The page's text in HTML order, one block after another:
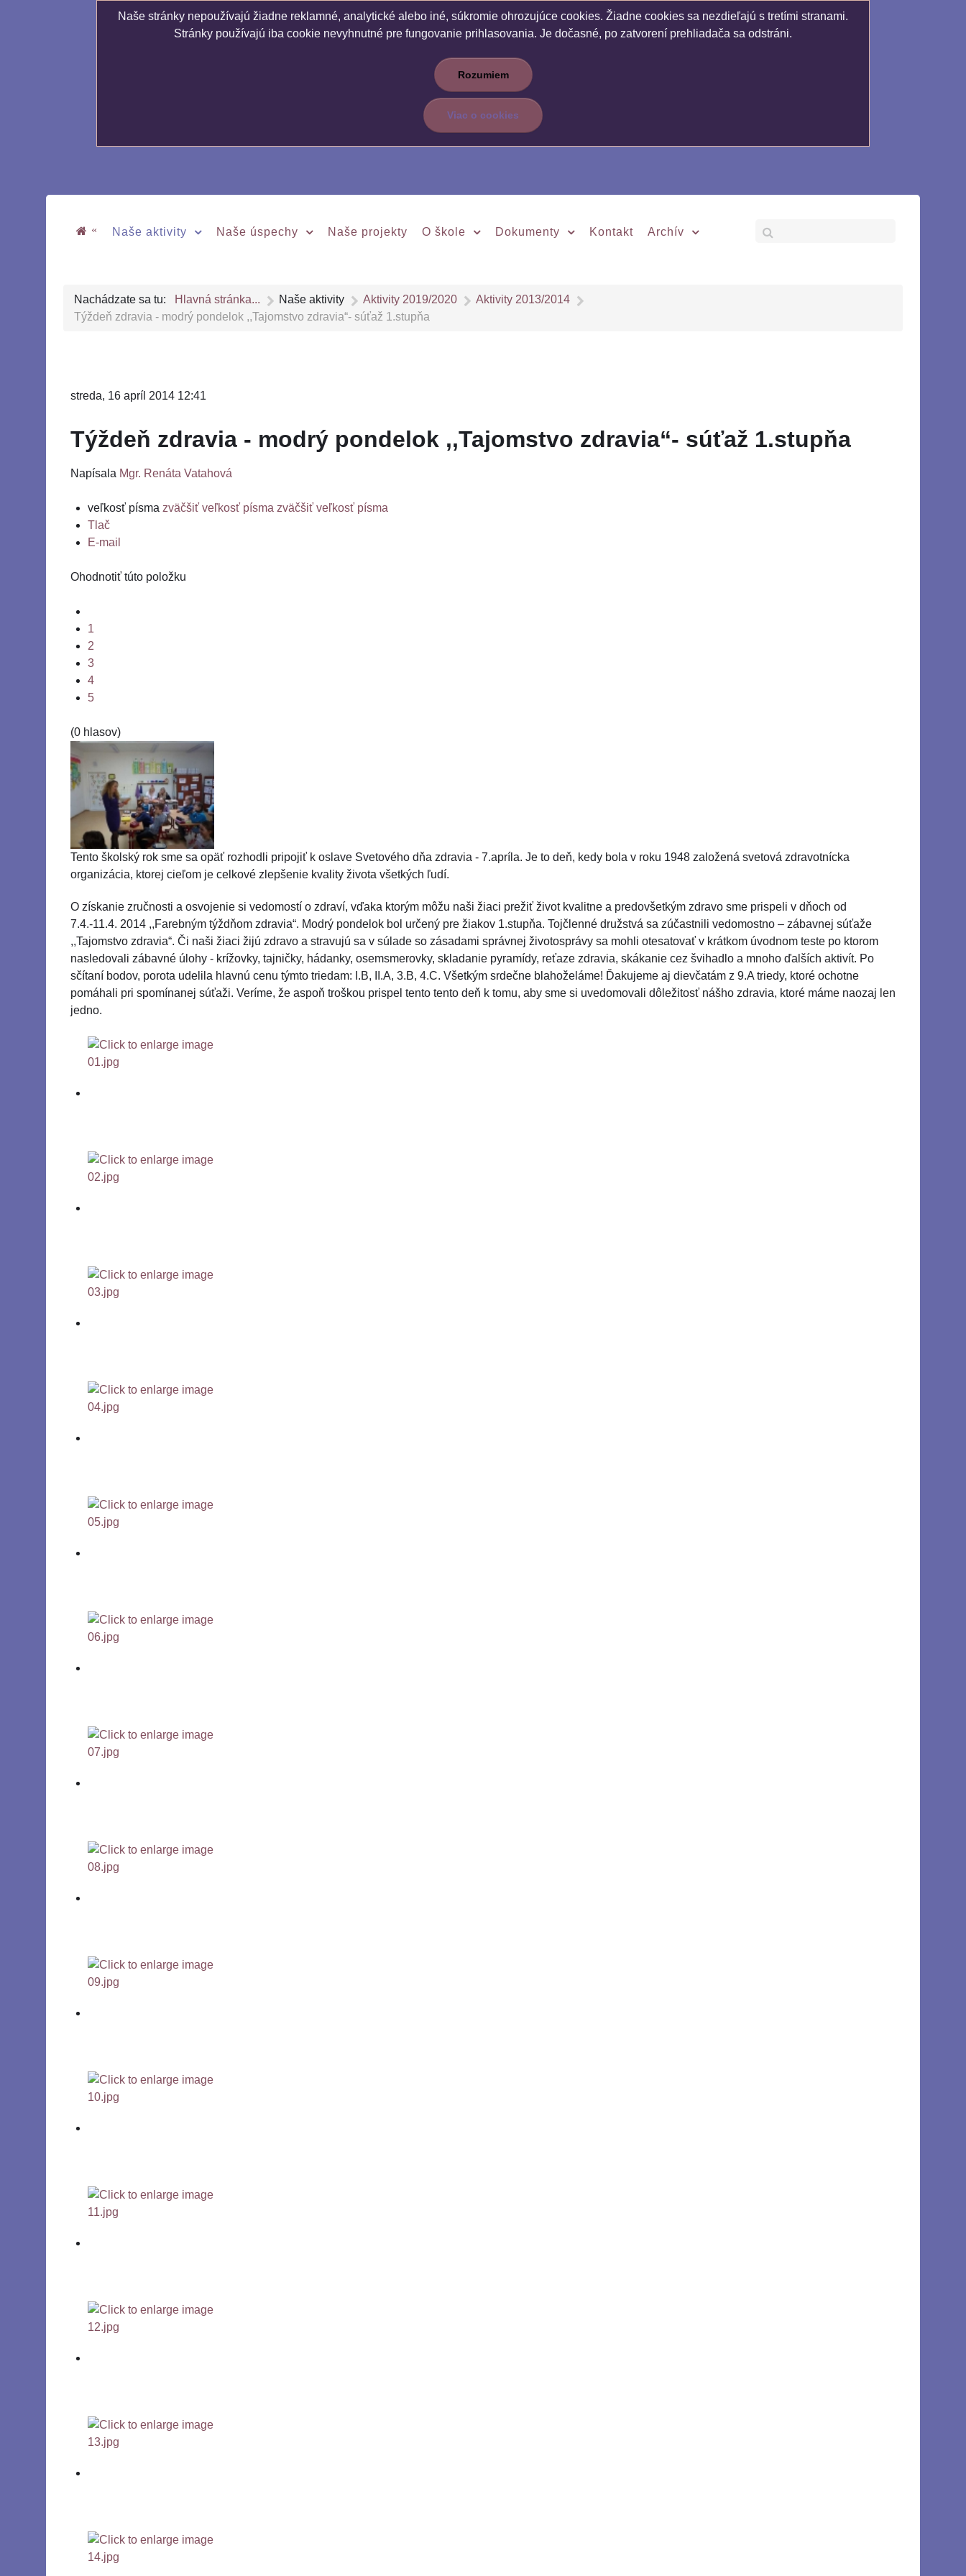
Naše stránky nepoužívajú žiadne reklamné, analytické alebo iné, súkromie ohrozujúce cookies. Žiadne cookies sa nezdieľajú s tretími stranami.
Stránky používajú iba cookie nevyhnutné pre fungovanie prihlasovania. Je dočasné, po zatvorení prehliadača sa odstráni.
Rozumiem
Viac o cookies
« Naše aktivity Naše úspechy Naše projekty O škole Dokumenty Kontakt Archív
Nachádzate sa tu: Hlavná stránka... Naše aktivity Aktivity 2019/2020
Aktivity 2013/2014
Týždeň zdravia - modrý pondelok ,,Tajomstvo zdravia“- súťaž 1.stupňa
streda, 16 apríl 2014 12:41
Týždeň zdravia - modrý pondelok ,,Tajomstvo zdravia“- súťaž 1.stupňa
Napísala Mgr. Renáta Vatahová
veľkosť písma zväčšiť veľkosť písma zväčšiť veľkosť písma
Tlač
E-mail
Ohodnotiť túto položku
1
2
3
4
5
(0 hlasov)
Tento školský rok sme sa opäť rozhodli pripojiť k oslave Svetového dňa zdravia - 7.apríla. Je to deň, kedy bola v roku 1948 založená svetová zdravotnícka
organizácia, ktorej cieľom je celkové zlepšenie kvality života všetkých ľudí.
O získanie zručnosti a osvojenie si vedomostí o zdraví, vďaka ktorým môžu naši žiaci prežiť život kvalitne a predovšetkým zdravo sme prispeli v dňoch od
7.4.-11.4. 2014 ,,Farebným týždňom zdravia“. Modrý pondelok bol určený pre žiakov 1.stupňa. Tojčlenné družstvá sa zúčastnili vedomostno – zábavnej súťaže
,,Tajomstvo zdravia“. Či naši žiaci žijú zdravo a stravujú sa v súlade so zásadami správnej životosprávy sa mohli otesatovať v krátkom úvodnom teste po ktorom
nasledovali zábavné úlohy - krížovky, tajničky, hádanky, osemsmerovky, skladanie pyramídy, reťaze zdravia, skákanie cez švihadlo a mnoho ďalších aktivít. Po
sčítaní bodov, porota udelila hlavnú cenu týmto triedam: I.B, II.A, 3.B, 4.C. Všetkým srdečne blahoželáme! Ďakujeme aj dievčatám z 9.A triedy, ktoré ochotne
pomáhali pri spomínanej súťaži. Veríme, že aspoň troškou prispel tento tento deň k tomu, aby sme si uvedomovali dôležitosť nášho zdravia, ktoré máme naozaj len
jedno.